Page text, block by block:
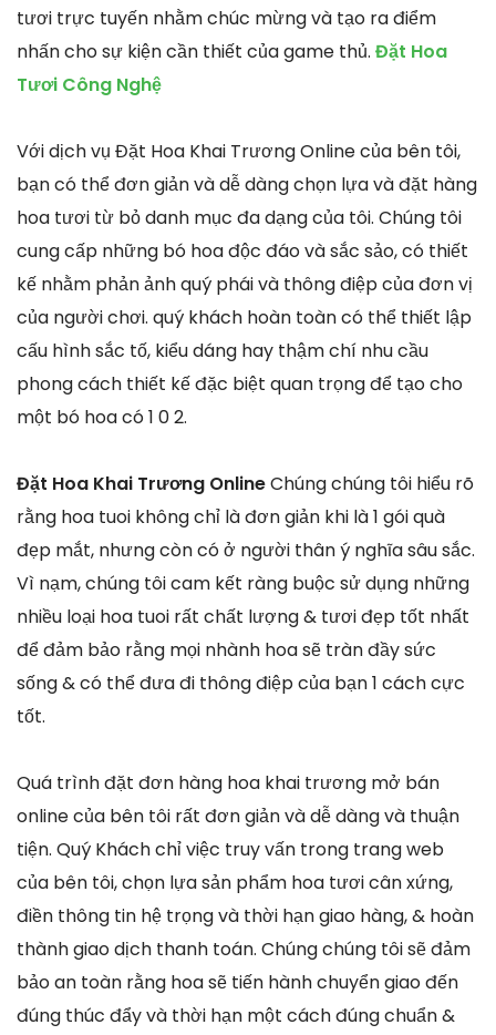
tươi trực tuyến nhằm chúc mừng và tạo ra điểm
nhấn cho sự kiện cần thiết của game thủ. Đặt Hoa
Tươi Công Nghệ
Với dịch vụ Đặt Hoa Khai Trương Online của bên tôi,
bạn có thể đơn giản và dễ dàng chọn lựa và đặt hàng
hoa tươi từ bỏ danh mục đa dạng của tôi. Chúng tôi
cung cấp những bó hoa độc đáo và sắc sảo, có thiết
kế nhằm phản ảnh quý phái và thông điệp của đơn vị
của người chơi. quý khách hoàn toàn có thể thiết lập
cấu hình sắc tố, kiểu dáng hay thậm chí nhu cầu
phong cách thiết kế đặc biệt quan trọng để tạo cho
một bó hoa có 1 0 2.
Đặt Hoa Khai Trương OnlineChúng chúng tôi hiểu rõ
rằng hoa tuoi không chỉ là đơn giản khi là 1 gói quà
đẹp mắt, nhưng còn có ở người thân ý nghĩa sâu sắc.
Vì nạm, chúng tôi cam kết ràng buộc sử dụng những
nhiều loại hoa tuoi rất chất lượng & tươi đẹp tốt nhất
để đảm bảo rằng mọi nhành hoa sẽ tràn đầy sức
sống & có thể đưa đi thông điệp của bạn 1 cách cực
tốt.
Quá trình đặt đơn hàng hoa khai trương mở bán
online của bên tôi rất đơn giản và dễ dàng và thuận
tiện. Quý Khách chỉ việc truy vấn trong trang web
của bên tôi, chọn lựa sản phẩm hoa tươi cân xứng,
điền thông tin hệ trọng và thời hạn giao hàng, & hoàn
thành giao dịch thanh toán. Chúng chúng tôi sẽ đảm
bảo an toàn rằng hoa sẽ tiến hành chuyển giao đến
đúng thúc đẩy và thời hạn một cách đúng chuẩn &